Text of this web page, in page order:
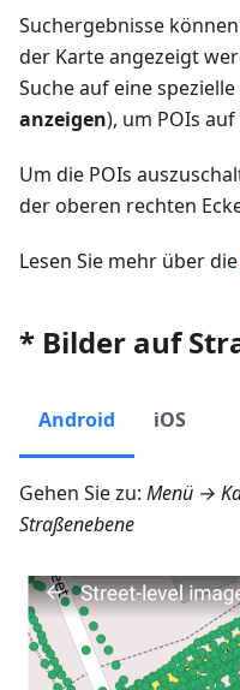
Suchergebnisse
der Karte angezeigt
Suche auf eine spezielle
anzeigen), um POIs
Um die POIs
der oberen rechten
Lesen Sie mehr über die
* Bilder auf
Android iOS
Gehen Sie zu: Menü →
Straßenebene